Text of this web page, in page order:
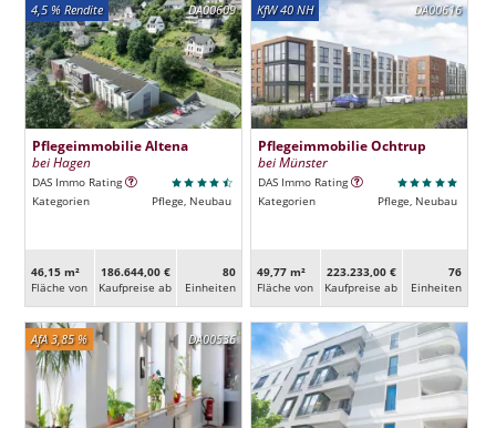
DA00609
4,5 % Rendite
Pflegeimmobilie Altena
bei Hagen
DAS Immo Rating
Kategorien
Pflege, Neubau
46,15 m²
Fläche von
186.644,00 €
Kaufpreise ab
80
Ein­heiten
DA00616
KfW 40 NH
Pflegeimmobilie Ochtrup
bei Münster
DAS Immo Rating
Kategorien
Pflege, Neubau
49,77 m²
Fläche von
223.233,00 €
Kaufpreise ab
76
Ein­heiten
DA00536
AfA 3,85 %